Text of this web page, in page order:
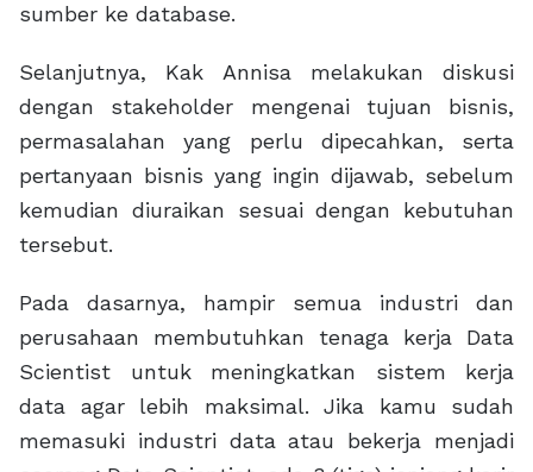
sumber ke database.
Selanjutnya, Kak Annisa melakukan diskusi
dengan stakeholder mengenai tujuan bisnis,
permasalahan yang perlu dipecahkan, serta
pertanyaan bisnis yang ingin dijawab, sebelum
kemudian diuraikan sesuai dengan kebutuhan
tersebut.
Pada dasarnya, hampir semua industri dan
perusahaan membutuhkan tenaga kerja Data
Scientist untuk meningkatkan sistem kerja
data agar lebih maksimal. Jika kamu sudah
memasuki industri data atau bekerja menjadi